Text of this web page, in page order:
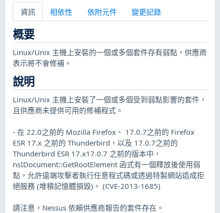
資訊 相依性 依附元件 變更記錄
概要
Linux/Unix 主機上安裝的一個或多個套件存有弱點，供應商
表示將不會修補。
說明
Linux/Unix 主機上安裝了一個或多個受到弱點影響的套件，
且供應商未提供可用的修補程式。
- 在 22.0之前的 Mozilla Firefox、 17.0.7之前的 Firefox
ESR 17.x 之前的 Thunderbird，以及 17.0.7之前的
Thunderbird ESR 17.x17.0.7 之前的版本中，
nsIDocument::GetRootElement 函式有一個釋放後使用弱
點，允許遠端攻擊者執行任意程式碼或透過特製網站造成拒
絕服務 (堆積記憶體損毀)。 (CVE-2013-1685)
請注意，Nessus 依賴供應商報告的套件存在。